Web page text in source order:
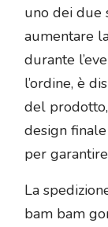
uno dei due
aumentare
durante
l’ordine, è
del
design
per
La
bam bam